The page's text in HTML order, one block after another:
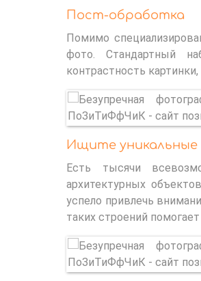
Пост-обработка
Помимо
фото. Стандартный
контрастность
Ищите
Есть тысячи
архитектурных
успело привлечь
таких строений